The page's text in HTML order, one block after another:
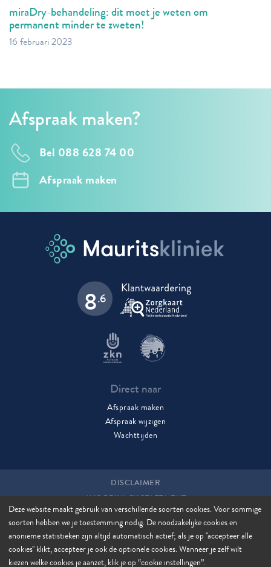
miraDry-behandeling: dit moet je weten om
permanent minder te zweten!
16 februari 2023
Afspraak maken?
Bel 088 628 74 00
Afspraak maken
8.6
Direct naar
Afspraak maken
Afspraak wijzigen
Wachttijden
DISCLAIMER
AVG PRIVACY STATEMENT
COOKIES
COOKIE MANAGER
SITEMAP
Deze website maakt gebruik van verschillende soorten cookies. Voor sommige
soorten hebben we je toestemming nodig. De noodzakelijke cookies en
anonieme statistieken zijn altijd automatisch actief; als je op "accepteer alle
cookies" klikt, accepteer je ook de optionele cookies. Wanneer je zelf wilt
kiezen welke cookies je aanzet, klik je op “cookie instellingen”.